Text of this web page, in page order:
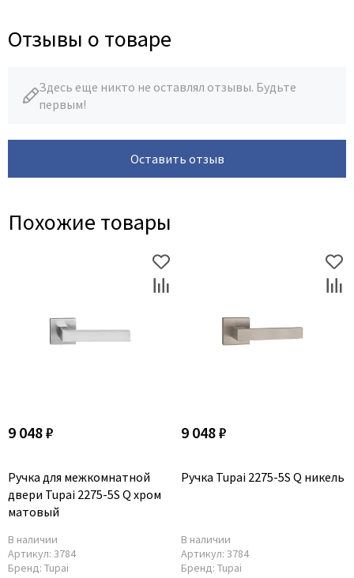
Line Doors
Luxor
Milyana
Optima Porte
Portika
Protector
STR
Torex
Uberture
Valcomp
Отзывы о товаре
Здесь еще никто не оставлял отзывы. Будьте
первым!
Оставить отзыв
Похожие товары
9 048 ₽
Ручка для межкомнатной
двери Tupai 2275-5S Q хром
матовый
В наличии
Артикул: 3784
Бренд: Tupai
9 048 ₽
Ручка Tupai 2275-5S Q никель
В наличии
Артикул: 3784
Бренд: Tupai